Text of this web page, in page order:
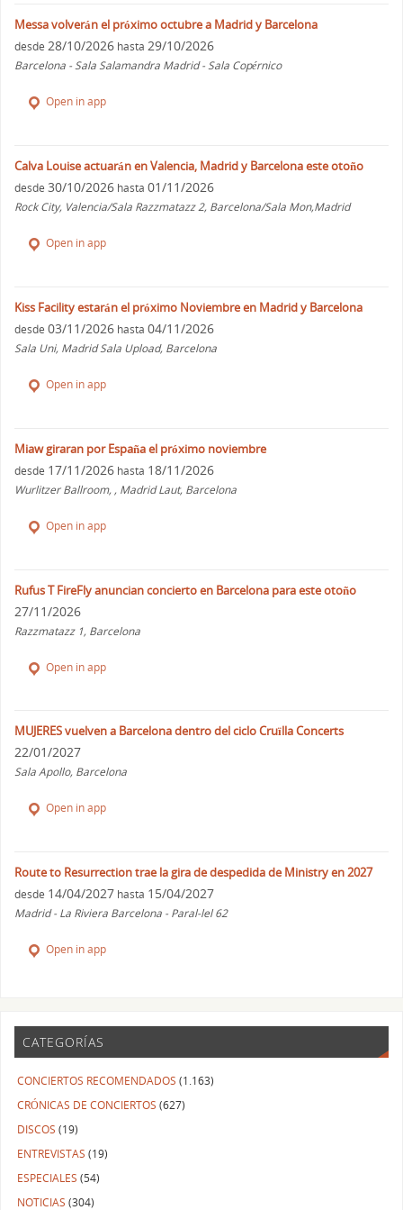
Messa volverán el próximo octubre a Madrid y Barcelona
desde 28/10/2026 hasta 29/10/2026
Barcelona - Sala Salamandra Madrid - Sala Copérnico
Open in app
Calva Louise actuarán en Valencia, Madrid y Barcelona este otoño
desde 30/10/2026 hasta 01/11/2026
Rock City, Valencia/Sala Razzmatazz 2, Barcelona/Sala Mon,Madrid
Open in app
Kiss Facility estarán el próximo Noviembre en Madrid y Barcelona
desde 03/11/2026 hasta 04/11/2026
Sala Uni, Madrid Sala Upload, Barcelona
Open in app
Miaw giraran por España el próximo noviembre
desde 17/11/2026 hasta 18/11/2026
Wurlitzer Ballroom, , Madrid Laut, Barcelona
Open in app
Rufus T FireFly anuncian concierto en Barcelona para este otoño
27/11/2026
Razzmatazz 1, Barcelona
Open in app
MUJERES vuelven a Barcelona dentro del ciclo Cruïlla Concerts
22/01/2027
Sala Apollo, Barcelona
Open in app
Route to Resurrection trae la gira de despedida de Ministry en 2027
desde 14/04/2027 hasta 15/04/2027
Madrid - La Riviera Barcelona - Paral-lel 62
Open in app
CATEGORÍAS
CONCIERTOS RECOMENDADOS (1.163)
CRÓNICAS DE CONCIERTOS (627)
DISCOS (19)
ENTREVISTAS (19)
ESPECIALES (54)
NOTICIAS (304)